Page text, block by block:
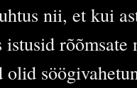
nii, et kui